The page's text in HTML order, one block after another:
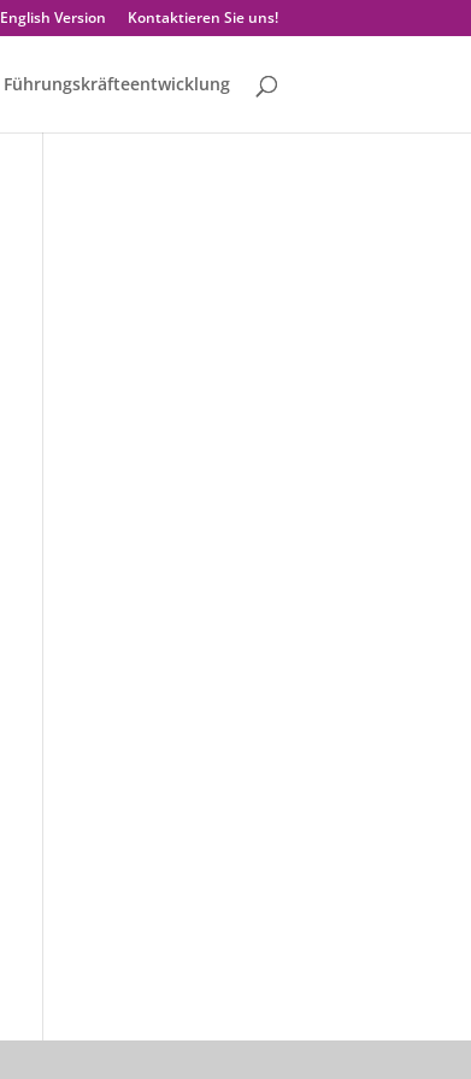
English Version Kontaktieren Sie uns!
Führungskräfteentwicklung